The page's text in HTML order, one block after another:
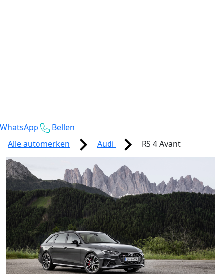
WhatsApp
Bellen
Alle automerken
Audi RS 4 Avant